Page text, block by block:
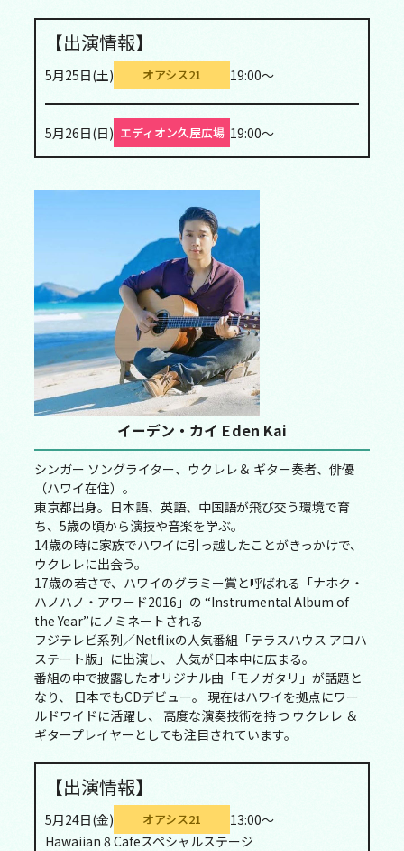
【出演情報】
5月25日(土) オアシス21 19:00～
5月26日(日) エディオン久屋広場 19:00～
イーデン・カイ Eden Kai
シンガー ソングライター、ウクレレ＆ ギター奏者、俳優
（ハワイ在住）。
東京都出身。日本語、英語、中国語が飛び交う環境で育
ち、5歳の頃から演技や音楽を学ぶ。
14歳の時に家族でハワイに引っ越したことがきっかけで、
ウクレレに出会う。
17歳の若さで、ハワイのグラミー賞と呼ばれる「ナホク・
ハノハノ・アワード2016」の “Instrumental Album of
the Year”にノミネートされる
フジテレビ系列／Netflixの人気番組「テラスハウス アロハ
ステート版」に出演し、 人気が日本中に広まる。
番組の中で披露したオリジナル曲「モノガタリ」が話題と
なり、 日本でもCDデビュー。 現在はハワイを拠点にワー
ルドワイドに活躍し、 高度な演奏技術を持つ ウクレレ ＆
ギタープレイヤーとしても注目されています。
【出演情報】
5月24日(金) オアシス21
13:00～
Hawaiian 8 Cafeスペシャルステージ